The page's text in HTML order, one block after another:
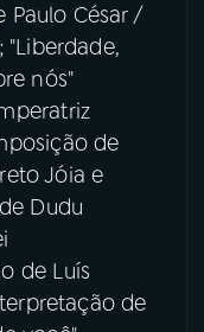
Paulo César /
nós"
de
Jóia e
Dudu
de Luís
de